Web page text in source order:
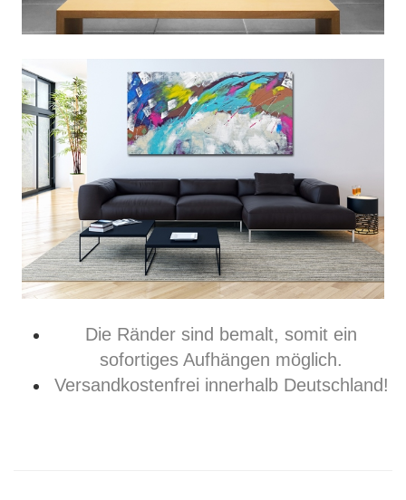
Die Ränder sind bemalt, somit ein
sofortiges Aufhängen möglich.
Versandkostenfrei innerhalb Deutschland!